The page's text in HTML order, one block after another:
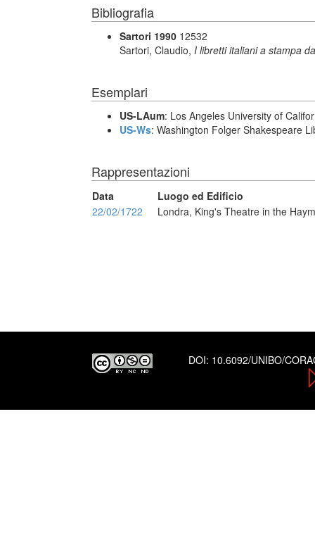
Bibliografia
Sartori 1990 12532
Sartori, Claudio, I libretti italiani a stampa
Esemplari
US-LAum: Los Angeles University of
US-Ws: Washington Folger Shakespeare
Rappresentazioni
Data
Luogo ed Edificio
22/02/1722
Londra, King's Theatre in the
DOI: 10.6092/UNIBO/